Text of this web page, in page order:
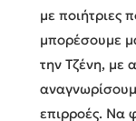
με ποιήτριες
μπορέσουμε
την Τζένη, με
επιρροές. Να